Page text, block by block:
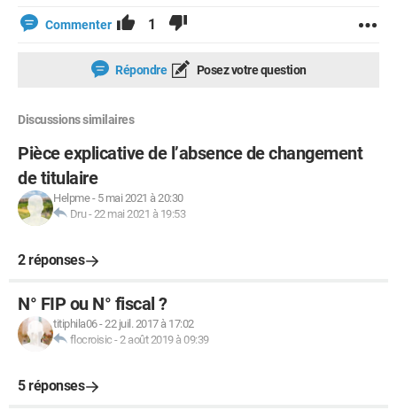
Commenter 1
Répondre Posez votre question
Discussions similaires
Pièce explicative de l’absence de changement
de titulaire
Helpme- 5 mai 2021 à 20:30
Dru-22 mai 2021 à 19:53
2 réponses
N° FIP ou N° fiscal ?
titiphila06-22 juil. 2017 à 17:02
flocroisic -2 août 2019 à 09:39
5 réponses